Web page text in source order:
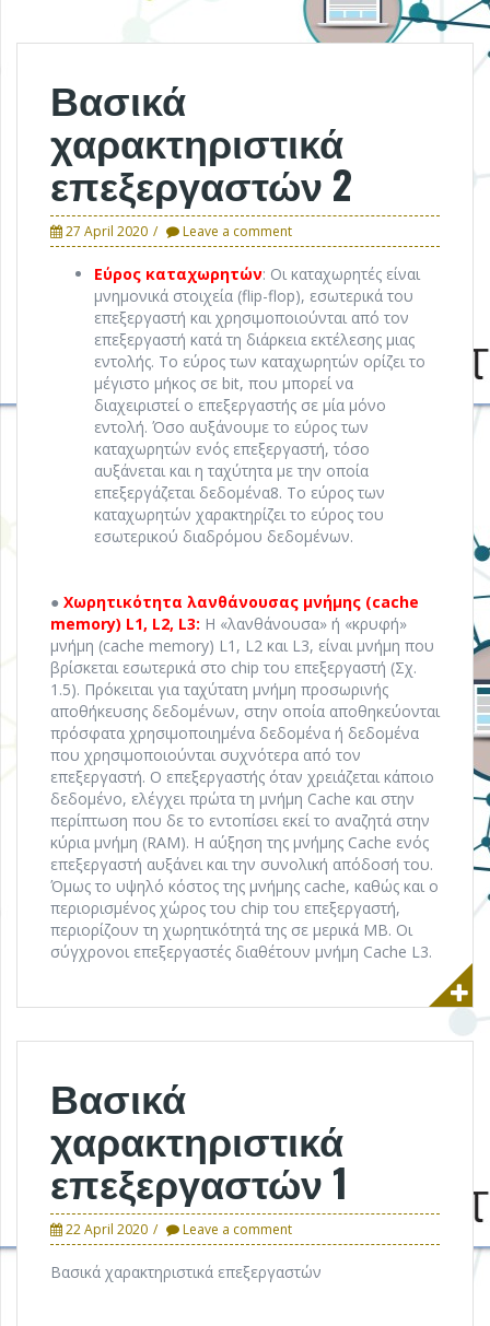
Βασικά
χαρακτηριστικά
επεξεργαστών 2
27 April 2020 Leave a comment
Εύρος καταχωρητών: Οι καταχωρητές είναι
μνημονικά στοιχεία (flip-flop), εσωτερικά του
επεξεργαστή και χρησιμοποιούνται από τον
επεξεργαστή κατά τη διάρκεια εκτέλεσης μιας
εντολής. Το εύρος των καταχωρητών ορίζει το
μέγιστο μήκος σε bit, που μπορεί να
διαχειριστεί ο επεξεργαστής σε μία μόνο
εντολή. Όσο αυξάνουμε το εύρος των
καταχωρητών ενός επεξεργαστή, τόσο
αυξάνεται και η ταχύτητα με την οποία
επεξεργάζεται δεδομένα8. Το εύρος των
καταχωρητών χαρακτηρίζει το εύρος του
εσωτερικού διαδρόμου δεδομένων.
● Χωρητικότητα λανθάνουσας μνήμης (cache
memory) L1, L2, L3: Η «λανθάνουσα» ή «κρυφή»
μνήμη (cache memory) L1, L2 και L3, είναι μνήμη που
βρίσκεται εσωτερικά στο chip του επεξεργαστή (Σχ.
1.5). Πρόκειται για ταχύτατη μνήμη προσωρινής
αποθήκευσης δεδομένων, στην οποία αποθηκεύονται
πρόσφατα χρησιμοποιημένα δεδομένα ή δεδομένα
που χρησιμοποιούνται συχνότερα από τον
επεξεργαστή. Ο επεξεργαστής όταν χρειάζεται κάποιο
δεδομένο, ελέγχει πρώτα τη μνήμη Cache και στην
περίπτωση που δε το εντοπίσει εκεί το αναζητά στην
κύρια μνήμη (RAM). Η αύξηση της μνήμης Cache ενός
επεξεργαστή αυξάνει και την συνολική απόδοσή του.
Όμως το υψηλό κόστος της μνήμης cache, καθώς και ο
περιορισμένος χώρος του chip του επεξεργαστή,
περιορίζουν τη χωρητικότητά της σε μερικά ΜΒ. Οι
σύγχρονοι επεξεργαστές διαθέτουν μνήμη Cache L3.
Βασικά
χαρακτηριστικά
επεξεργαστών 1
22 April 2020 Leave a comment
Βασικά χαρακτηριστικά επεξεργαστών